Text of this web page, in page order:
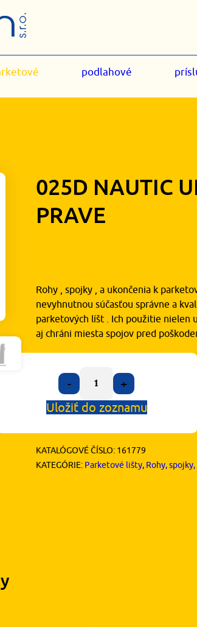
podlahové
025D NAUTIC
PRAVE
Rohy , spojky , a ukončenia k
nevyhnutnou súčasťou správne a
parketových líšt . Ich použitie nielen
aj chráni miesta spojov pred
-
+
Uložiť do zoznamu
KATALÓGOVÉ ČÍSLO: 161779
KATEGÓRIE: Parketové lišty, Rohy,